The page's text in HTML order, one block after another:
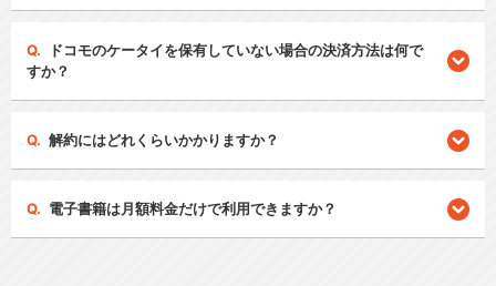
ドコモのケータイを保有していない場合の決済方法は何で
すか？
解約にはどれくらいかかりますか？
電子書籍は月額料金だけで利用できますか？